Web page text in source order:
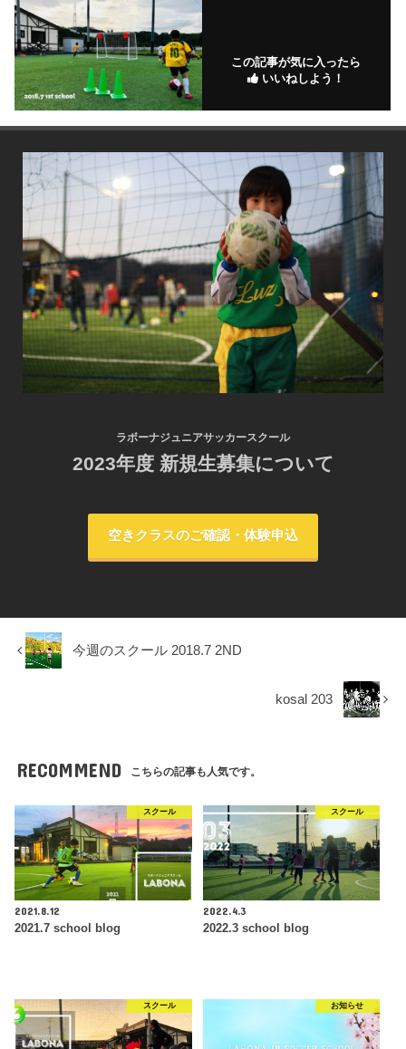
この記事が気に入ったら
いいねしよう！
ラボーナジュニアサッカースクール
2023年度 新規生募集について
空きクラスのご確認・体験申込
今週のスクール 2018.7 2ND
kosal 203
RECOMMEND こちらの記事も人気です。
スクール
2021.8.12
2021.7 school blog
スクール
2022.4.3
2022.3 school blog
スクール お知らせ